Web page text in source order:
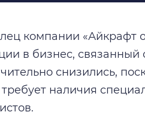
компании «Айкрафт
в бизнес,
снизились,
наличия